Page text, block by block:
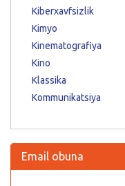
Kiberxavfsizlik
Kimyo
Kinematografiya
Kino
Klassika
Kommunikatsiya
Email obuna